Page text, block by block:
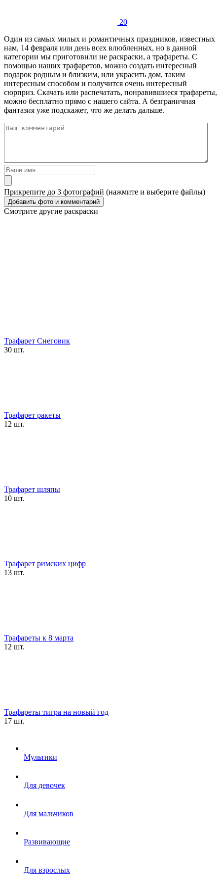
20
Один из самых милых и романтичных праздников, известных
нам, 14 февраля или день всех влюбленных, но в данной
категории мы приготовили не раскраски, а трафареты. С
помощью наших трафаретов, можно создать интересный
подарок родным и близким, или украсить дом, таким
интересным способом и получится очень интересный
сюрприз. Скачать или распечатать, понравившиеся трафареты,
можно бесплатно прямо с нашего сайта. А безграничная
фантазия уже подскажет, что же делать дальше.
Прикрепите до 3 фотографий (нажмите и выберите файлы)
Смотрите другие раскраски
Трафарет Снеговик
30 шт.
Трафарет ракеты
12 шт.
Трафарет шляпы
10 шт.
Трафарет римских цифр
13 шт.
Трафареты к 8 марта
12 шт.
Трафареты тигра на новый год
17 шт.
Мультики
Для девочек
Для мальчиков
Развивающие
Для взрослых